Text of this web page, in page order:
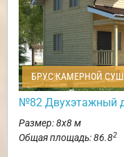
БРУС КАМЕРНОЙ
№82 Двухэтажный
Размер: 8х8 м
Общая площадь: 86.82